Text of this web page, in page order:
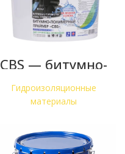
CBS — битумно-
полимерный
праймер без
растворителей
Гидроизоляционные
материалы